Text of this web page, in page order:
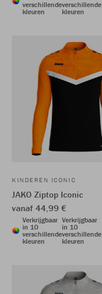
verschillende
kleuren
verschillende
kleuren
KINDEREN ICONIC
JAKO Ziptop Iconic
vanaf 44,99 €
Verkrijgbaar
in 10
verschillende
kleuren
Verkrijgbaar
in 10
verschillende
kleuren